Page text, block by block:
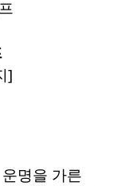
]
명을 가른